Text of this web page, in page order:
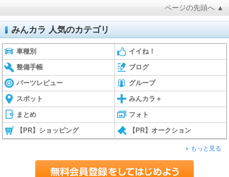
ページの先頭へ ▲
みんカラ 人気のカテゴリ
車種別 イイね！
整備手帳 ブログ
パーツレビュー グループ
スポット みんカラ＋
まとめ フォト
【PR】ショッピング 【PR】オークション
もっと見る